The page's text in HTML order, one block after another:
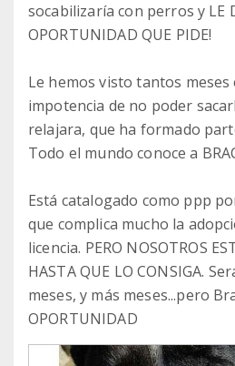
socabilizaría con perros y LE
OPORTUNIDAD QUE PIDE!
Le hemos visto tantos meses
impotencia de no poder
relajara, que ha formado
Todo el mundo conoce a
Está catalogado como ppp
que complica mucho la
licencia. PERO NOSOTROS
HASTA QUE LO CONSIGA.
meses, y más meses...pero
OPORTUNIDAD